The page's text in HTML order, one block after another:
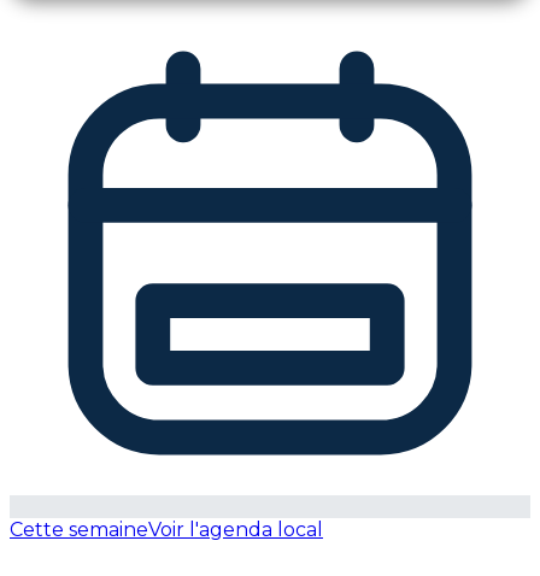
Cette semaineVoir l'agenda local